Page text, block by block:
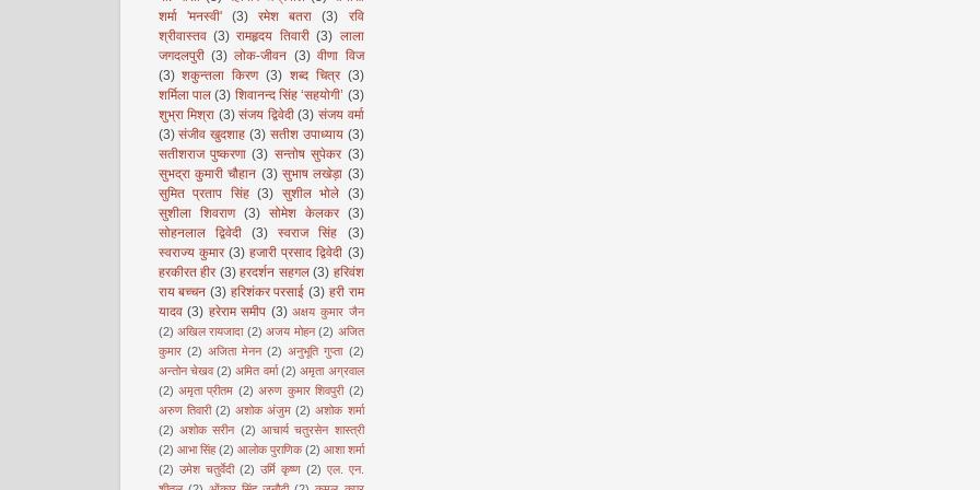
शर्मा 'मनस्वी'
(3) रमेश बतरा (3)
रवि
श्रीवास्तव (3) रामहृदय तिवारी (3) लाला
जगदलपुरी (3) लोक-जीवन (3) वीणा विज
(3) शकुन्तला किरण (3) शब्द चित्र (3)
शर्मिला पाल (3) शिवानन्द सिंह ‘सहयोगी’ (3)
शुभ्रा मिश्रा (3) संजय द्विवेदी (3) संजय वर्मा
(3) संजीव खुदशाह (3) सतीश उपाध्याय (3)
सतीशराज पुष्करणा (3) सन्तोष सुपेकर (3)
सुभद्रा कुमारी चौहान (3) सुभाष लखेड़ा (3)
सुमित प्रताप सिंह (3) सुशील भोले (3)
सुशीला शिवराण
(3) सोमेश केलकर
(3)
सोहनलाल द्विवेदी
(3) स्वराज सिंह
(3)
स्वराज्य कुमार (3) हजारी प्रसाद द्विवेदी (3)
हरकीरत हीर (3) हरदर्शन सहगल (3) हरिवंश
राय बच्चन (3) हरिशंकर परसाई (3) हरी राम
यादव (3) हरेराम समीप (3) अक्षय कुमार जैन
(2) अखिल रायजादा (2) अजय मोहन (2) अजित
कुमार (2) अजिता मेनन (2) अनुभूति गुप्ता (2)
अन्तोन चेखव (2) अमित वर्मा (2) अमृता अग्रवाल
(2) अमृता प्रीतम (2) अरुण कुमार शिवपुरी (2)
अरुण तिवारी (2) अशोक अंजुम (2) अशोक शर्मा
(2) अशोक सरीन (2) आचार्य चतुरसेन शास्त्री
(2) आभा सिंह (2) आलोक पुराणिक (2) आशा शर्मा
(2) उमेश चतुर्वेदी (2) उर्मि कृष्ण (2) एल. एन.